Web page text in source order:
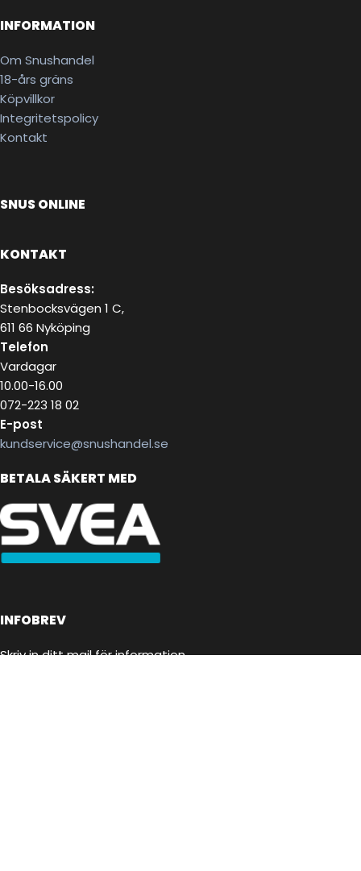
INFORMATION
Om Snushandel
18-års gräns
Köpvillkor
Integritetspolicy
Kontakt
SNUS ONLINE
KONTAKT
Besöksadress:
Stenbocksvägen 1 C,
611 66 Nyköping
Telefon
Vardagar
10.00-16.00
072-223 18 02
E-post
kundservice@snushandel.se
BETALA SÄKERT MED
INFOBREV
Skriv in ditt mail för information